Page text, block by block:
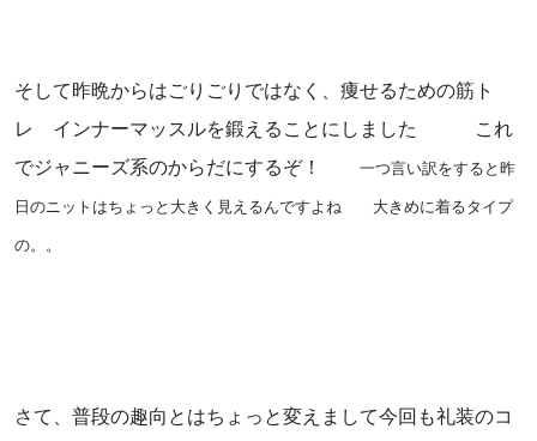
そして昨晩からはごりごりではなく、痩せるための筋ト
レ インナーマッスルを鍛えることにしました これ
でジャニーズ系のからだにするぞ！ 一つ言い訳をすると昨
日のニットはちょっと大きく見えるんですよね 大きめに着るタイプ
の。。
さて、普段の趣向とはちょっと変えまして今回も礼装のコ